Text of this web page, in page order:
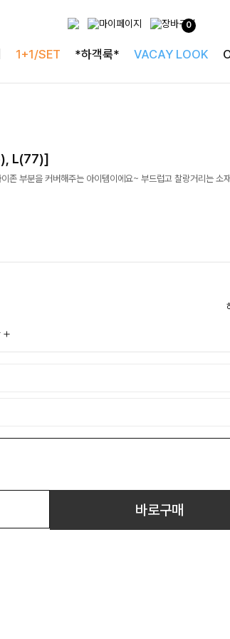
0
1+1/SET *하객룩* VACAY LOOK
L(77)]
존 부분을 커버해주는 아이템이에요~ 부드럽고 찰랑거리는 소
바로구매